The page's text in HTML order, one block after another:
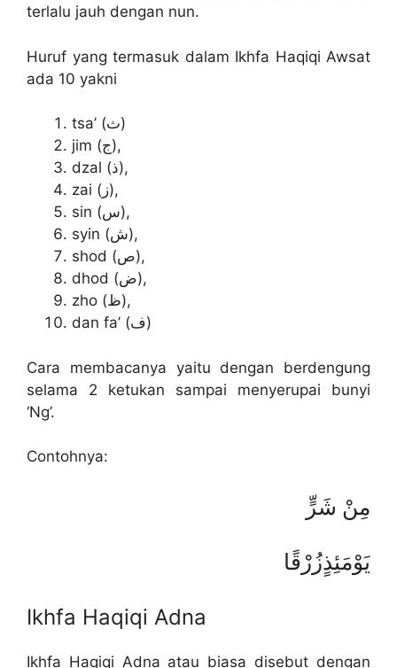
terlalu jauh dengan nun.
Huruf yang termasuk dalam Ikhfa Haqiqi Awsat
ada 10 yakni
tsa’ (ث)
jim (ج),
dzal (ذ),
zai (ز),
sin (س),
syin (ش),
shod (ص),
dhod (ض),
zho (ظ),
dan fa’ (ﻑ)
Cara membacanya yaitu dengan berdengung
selama 2 ketukan sampai menyerupai bunyi
‘Ng’.
Contohnya:
مِنْ شَرٍّ
يَوْمَئِذٍزُرْقًا
Ikhfa Haqiqi Adna
Ikhfa Haqiqi Adna atau biasa disebut dengan